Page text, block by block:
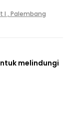
I , Palembang
melindungi